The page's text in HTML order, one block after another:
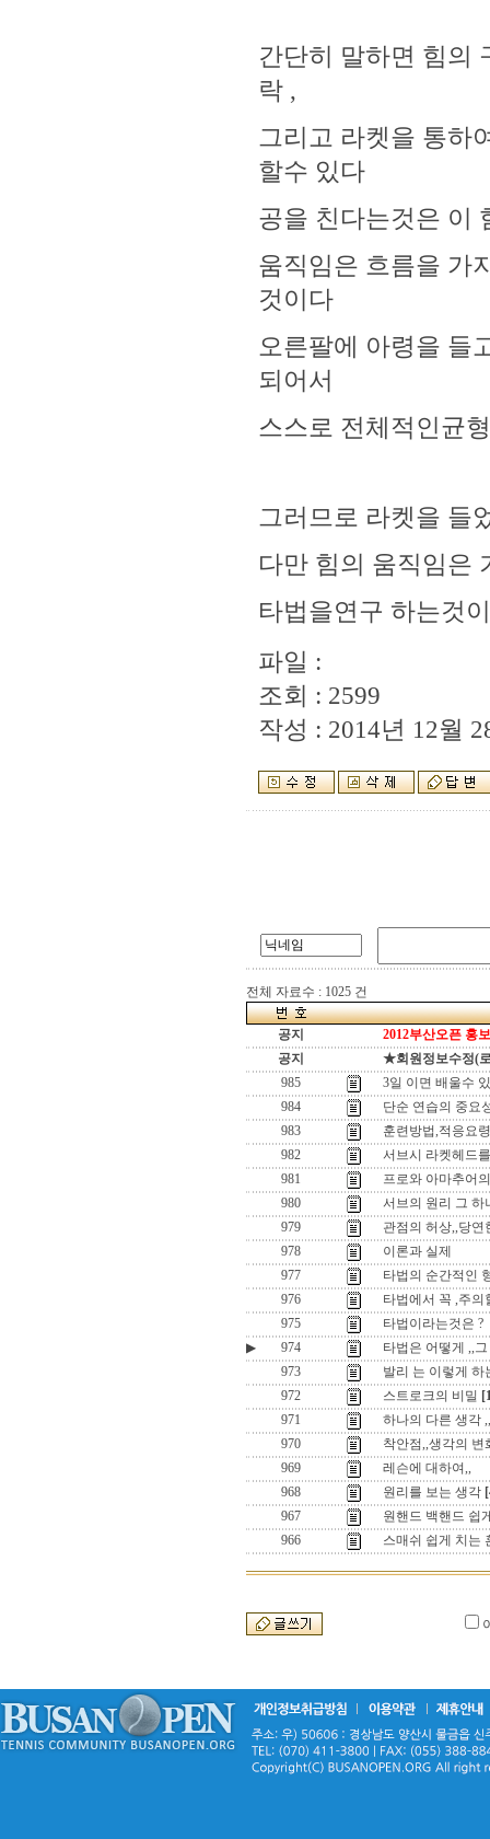
간단히 말하면 힘의
락 ,
그리고 라켓을 통하
할수 있다
공을 친다는것은 이
움직임은 흐름을 가
것이다
오른팔에 아령을 들
되어서
스스로 전체적인균
그러므로 라켓을 들
다만 힘의 움직임은
타법을연구 하는것
파일 :
조회 : 2599
작성 : 2014년 12월
전체 자료수 : 1025 건
공지
2012부산오픈 홍
공지
★회원정보수정(
985
3일 이면 배울수
984
단순 연습의 중요
983
훈련방법,적응요령
982
서브시 라켓헤드
981
프로와 아마추어
980
서브의 원리 그 하
979
관점의 허상,,당연
978
이론과 실제
977
타법의 순간적인
976
타법에서 꼭 ,주의
975
타법이라는것은 ?
▶
974
타법은 어떻게 ,,
973
발리 는 이렇게 하
972
스트로크의 비밀
971
하나의 다른 생각 ,,
970
착안점,,생각의 변
969
레슨에 대하여,,
968
원리를 보는 생각
967
원핸드 백핸드 쉽
966
스매쉬 쉽게 치는